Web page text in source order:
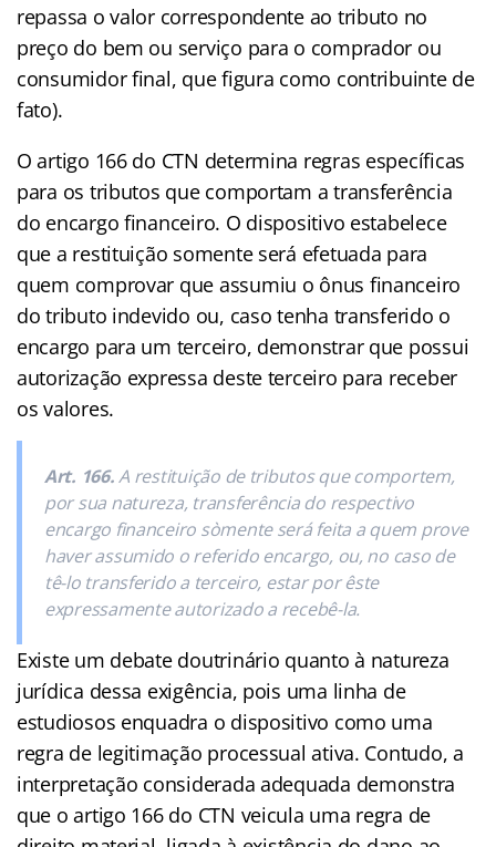
repassa o valor correspondente ao tributo no
preço do bem ou serviço para o comprador ou
consumidor final, que figura como contribuinte de
fato).
O artigo 166 do CTN determina regras específicas
para os tributos que comportam a transferência
do encargo financeiro. O dispositivo estabelece
que a restituição somente será efetuada para
quem comprovar que assumiu o ônus financeiro
do tributo indevido ou, caso tenha transferido o
encargo para um terceiro, demonstrar que possui
autorização expressa deste terceiro para receber
os valores.
Art. 166.A restituição de tributos que comportem,
por sua natureza, transferência do respectivo
encargo financeiro sòmente será feita a quem prove
haver assumido o referido encargo, ou, no caso de
tê-lo transferido a terceiro, estar por êste
expressamente autorizado a recebê-la.
Existe um debate doutrinário quanto à natureza
jurídica dessa exigência, pois uma linha de
estudiosos enquadra o dispositivo como uma
regra de legitimação processual ativa. Contudo, a
interpretação considerada adequada demonstra
que o artigo 166 do CTN veicula uma regra de